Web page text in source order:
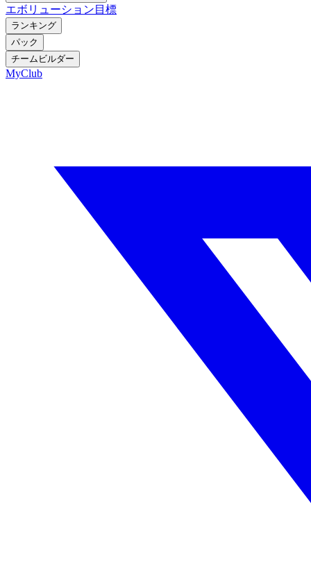
エボリューション 目標
ランキング
パック
チームビルダー
MyClub